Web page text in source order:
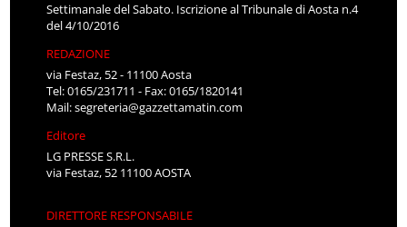
Settimanale del Sabato. Iscrizione al Tribunale di Aosta n.4
del 4/10/2016
REDAZIONE
via Festaz, 52 - 11100 Aosta
Tel: 0165/231711 - Fax: 0165/1820141
Mail:segreteria@gazzettamatin.com
Editore
LG PRESSE S.R.L.
via Festaz, 52 11100 AOSTA
DIRETTORE RESPONSABILE